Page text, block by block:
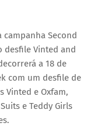
campanha Second
desfile Vinted and
a 18 de
com um desfile de
Vinted e Oxfam,
e Teddy Girls